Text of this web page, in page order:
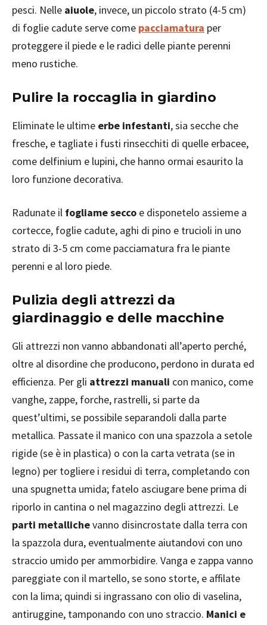
pesci. Nelle aiuole, invece, un piccolo strato (4-5 cm)
di foglie cadute serve come pacciamatura per
proteggere il piede e le radici delle piante perenni
meno rustiche.
Pulire la roccaglia in giardino
Eliminate le ultime erbe infestanti, sia secche che
fresche, e tagliate i fusti rinsecchiti di quelle erbacee,
come delfinium e lupini, che hanno ormai esaurito la
loro funzione decorativa.
Radunate il fogliame secco e disponetelo assieme a
cortecce, foglie cadute, aghi di pino e trucioli in uno
strato di 3-5 cm come pacciamatura fra le piante
perenni e al loro piede.
Pulizia degli attrezzi da
giardinaggio e delle macchine
Gli attrezzi non vanno abbandonati all’aperto perché,
oltre al disordine che producono, perdono in durata ed
efficienza. Per gli attrezzi manuali con manico, come
vanghe, zappe, forche, rastrelli, si parte da
quest’ultimi, se possibile separandoli dalla parte
metallica. Passate il manico con una spazzola a setole
rigide (se è in plastica) o con la carta vetrata (se in
legno) per togliere i residui di terra, completando con
una spugnetta umida; fatelo asciugare bene prima di
riporlo in cantina o nel magazzino degli attrezzi. Le
parti metallichevanno disincrostate dalla terra con
la spazzola dura, eventualmente aiutandovi con uno
straccio umido per ammorbidire. Vanga e zappa vanno
pareggiate con il martello, se sono storte, e affilate
con la lima; quindi si ingrassano con olio di vaselina,
antiruggine, tamponando con uno straccio. Manici e